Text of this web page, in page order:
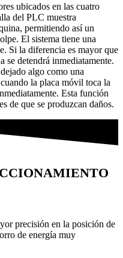
ubicados en las cuatro
del PLC muestra
permitiendo así un
El sistema tiene una
Si la diferencia es mayor que
se detendrá inmediatamente.
algo como una
la placa móvil toca la
Esta función
de que se produzcan daños.
precisión en la posición de
de energía muy